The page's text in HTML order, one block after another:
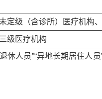
定级（含诊所）医疗机构
级医疗机构
休人员”“异地长期居住人